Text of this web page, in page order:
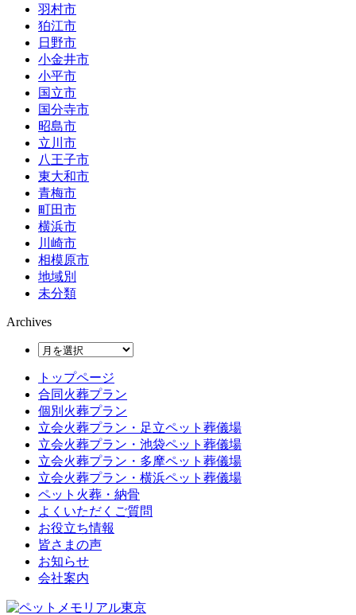
羽村市
狛江市
日野市
小金井市
小平市
国立市
国分寺市
昭島市
立川市
八王子市
東大和市
青梅市
町田市
横浜市
川崎市
相模原市
地域別
未分類
Archives
トップページ
合同火葬プラン
個別火葬プラン
立会火葬プラン・足立ペット葬儀場
立会火葬プラン・池袋ペット葬儀場
立会火葬プラン・多摩ペット葬儀場
立会火葬プラン・横浜ペット葬儀場
ペット火葬・納骨
よくいただくご質問
お役立ち情報
皆さまの声
お知らせ
会社案内